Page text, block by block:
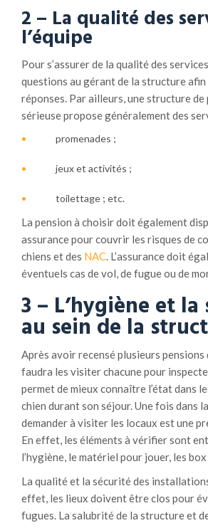
2 – La qualité des
l’équipe
Pour s’assurer de la qualité des
questions au gérant de la structure afin
réponses. Par ailleurs, une structure de
sérieuse propose généralement des
promenades ;
jeux et activités ;
toilettage ; etc.
La pension à choisir doit également
assurance pour couvrir les risques de
chiens et des NAC. L’assurance doit
éventuels cas de vol, de fugue ou de
3 – L’hygiène et
au sein de la
Après avoir recensé plusieurs pensions
faudra les visiter chacune pour
permet de mieux connaître l’état dans
chien durant son séjour. Une fois dans
demander à visiter les locaux est une
En effet, les éléments à vérifier sont
l’hygiène, le matériel pour jouer, les
La qualité et la sécurité des
effet, les lieux doivent être clos pour
fugues. La salubrité de la structure et